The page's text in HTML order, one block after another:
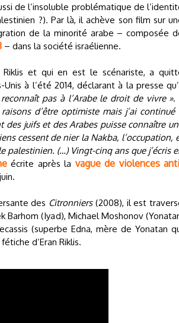
de l’insoluble problématique de
?). Par là, il achève son film sur
de la minorité arabe – composée
– dans la société israélienne.
Riklis et qui en est le scénariste, a
à l’été 2014, déclarant à la presse
reconnaît pas à l’Arabe le droit de vivre ».
d’être optimiste mais j’ai continué
des juifs et des Arabes puisse connaître
cessent de nier la Nakba, l’occupation,
palestinien. (…) Vingt-cinq ans que j’écris
écrite après la vague de violences
des Citronniers(2008), il est
(Iyad), Michael Moshonov
(superbe Edna, mère de Yonatan
d’Eran Riklis.